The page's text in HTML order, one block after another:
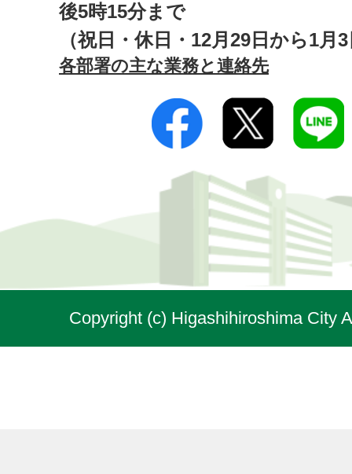
後5時15分まで
（祝日・休日・12月29日から1月
各部署の主な業務と連絡先
Copyright (c) Higashihiroshima City